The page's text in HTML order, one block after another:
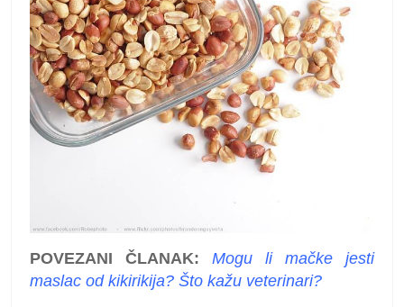
POVEZANI ČLANAK:
Mogu li mačke jesti
maslac od kikirikija? Što kažu veterinari?